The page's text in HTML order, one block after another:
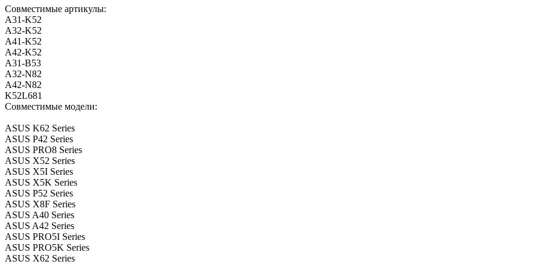
Совместимые артикулы:
A31-K52
A32-K52
A41-K52
A42-K52
A31-B53
A32-N82
A42-N82
K52L681
Совместимые модели:
ASUS K62 Series
ASUS P42 Series
ASUS PRO8 Series
ASUS X52 Series
ASUS X5I Series
ASUS X5K Series
ASUS P52 Series
ASUS X8F Series
ASUS A40 Series
ASUS A42 Series
ASUS PRO5I Series
ASUS PRO5K Series
ASUS X62 Series